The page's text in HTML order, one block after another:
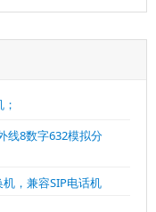
线8数字632模拟分
，兼容SIP电话机